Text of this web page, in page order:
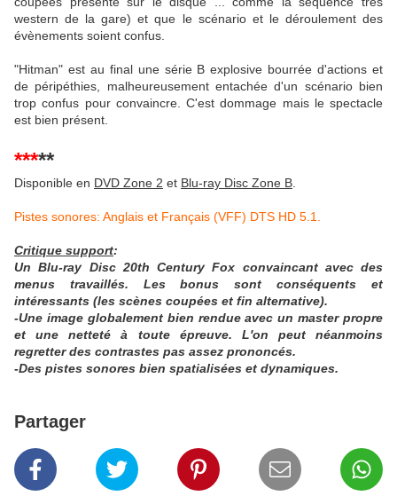
western de la gare) et que le scénario et le déroulement des
évènements soient confus.
"Hitman" est au final une série B explosive bourrée d'actions et
de péripéthies, malheureusement entachée d'un scénario bien
trop confus pour convaincre. C'est dommage mais le spectacle
est bien présent.
*****
Disponible en DVD Zone 2 et Blu-ray Disc Zone B
Pistes sonores: Anglais et Français (VFF) DTS HD 5.1.
Critique support:
Un Blu-ray Disc 20th Century Fox convaincant avec des
menus travaillés. Les bonus sont conséquents et
intéressants (les scènes coupées et fin alternative).
-Une image globalement bien rendue avec un master propre
et une netteté à toute épreuve. L'on peut néanmoins
regretter des contrastes pas assez prononcés.
-Des pistes sonores bien spatialisées et dynamiques.
Partager